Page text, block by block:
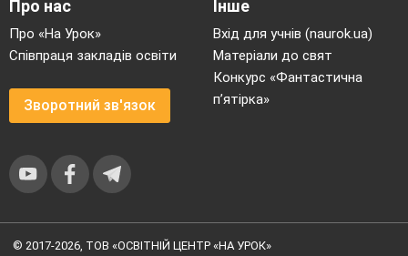
Про нас
Про «На Урок»
Співпраця закладів освіти
Зворотний зв'язок
Інше
Вхід для учнів (naurok.ua)
Матеріали до свят
Конкурс «Фантастична
п’ятірка»
© 2017-2026, ТОВ «ОСВІТНІЙ ЦЕНТР «НА УРОК»